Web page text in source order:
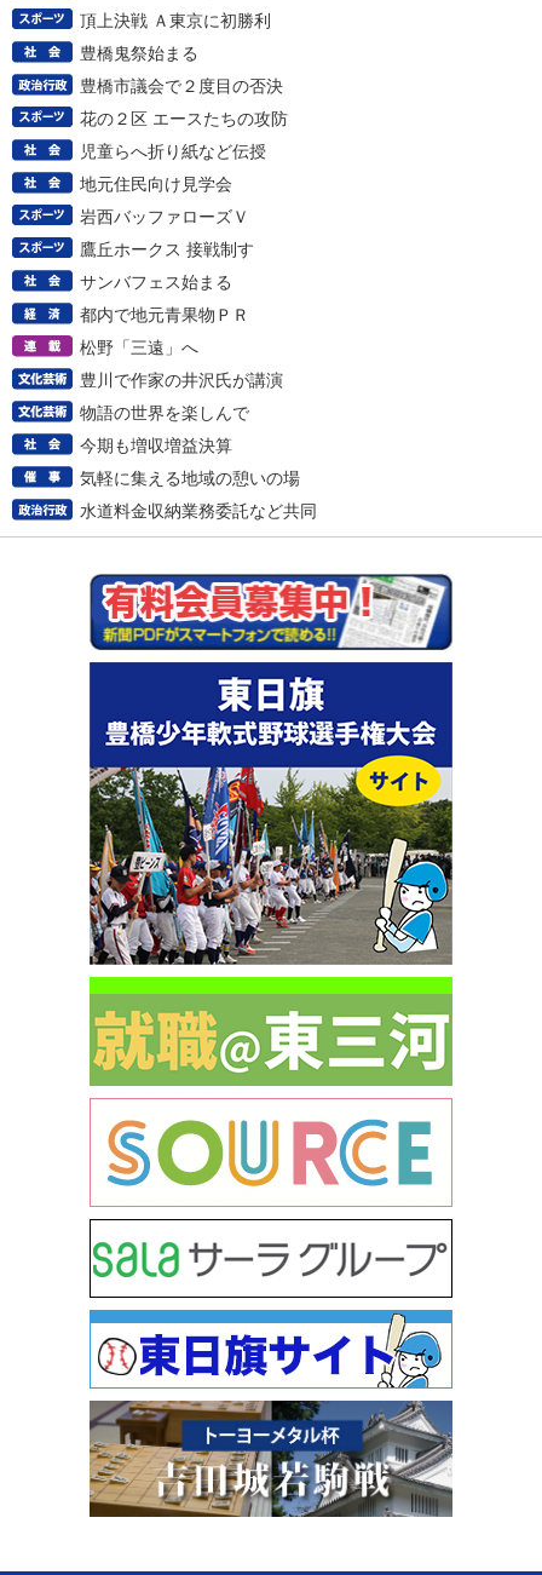
頂上決戦 Ａ東京に初勝利
豊橋鬼祭始まる
豊橋市議会で２度目の否決
花の２区 エースたちの攻防
児童らへ折り紙など伝授
地元住民向け見学会
岩西バッファローズＶ
鷹丘ホークス 接戦制す
サンバフェス始まる
都内で地元青果物ＰＲ
松野「三遠」へ
豊川で作家の井沢氏が講演
物語の世界を楽しんで
今期も増収増益決算
気軽に集える地域の憩いの場
水道料金収納業務委託など共同